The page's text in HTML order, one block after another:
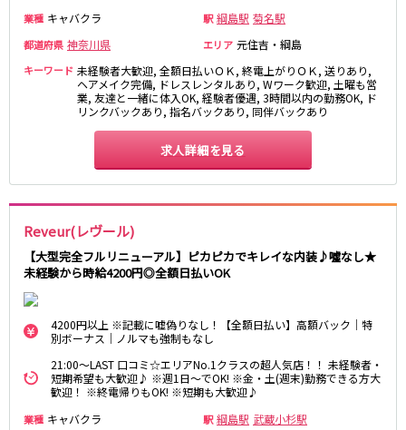
業種 キャバクラ 駅 綱島駅 菊名駅
都道府県 神奈川県 エリア 元住吉・綱島
キーワード 未経験者大歓迎, 全額日払いＯＫ, 終電上がりＯＫ, 送りあり,
ヘアメイク完備, ドレスレンタルあり, Wワーク歓迎, 土曜も営
業, 友達と一緒に体入OK, 経験者優遇, 3時間以内の勤務OK, ド
リンクバックあり, 指名バックあり, 同伴バックあり
求人詳細を見る
Reveur(レヴール)
【大型完全フルリニューアル】ピカピカでキレイな内装♪噓なし★
未経験から時給4200円◎全額日払いOK
4200円以上 ※記載に嘘偽りなし！【全額日払い】高額バック｜特
別ボーナス｜ノルマも強制もなし
21:00～LAST 口コミ☆エリアNo.1クラスの超人気店！！ 未経験者・
短期希望も大歓迎♪ ※週1日～でOK! ※金・土(週末)勤務できる方大
歓迎！ ※終電帰りもOK! ※短期も大歓迎♪
業種 キャバクラ 駅 綱島駅 武蔵小杉駅
上尾
坂戸・東松山
千葉県
船橋
市川・浦安
成田・四街道・香取
津田沼
八千代台・勝田台
栃木県
茨城県
土浦
水戸
つくば
取手
茨城県南
日立
秋葉原駅
神田駅
五反田駅
恵比寿駅
渋谷駅
御徒町駅
品川駅
日暮里駅
駒込駅
大塚駅
高田馬場駅
西日暮里駅
新大久保駅
目黒駅
有楽町駅
目白駅
原宿駅
東京メトロ丸ノ内線
池袋駅
銀座駅
荻窪駅
新宿三丁目駅
淡路町駅
四ツ谷駅
四谷三丁目駅